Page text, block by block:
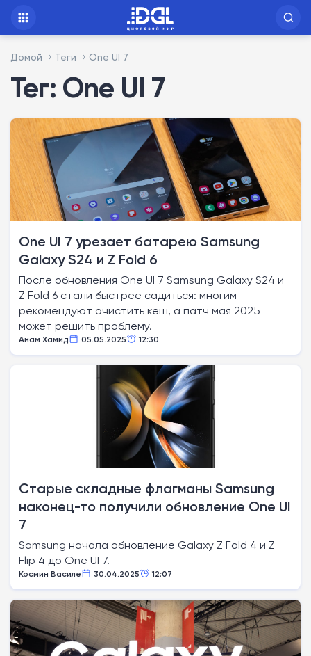
Домой Теги One UI 7
Тег: One UI 7
One UI 7 урезает батарею Samsung
Galaxy S24 и Z Fold 6
После обновления One UI 7 Samsung Galaxy S24 и
Z Fold 6 стали быстрее садиться: многим
рекомендуют очистить кеш, а патч мая 2025
может решить проблему.
Анам Хамид 05.05.2025 12:30
Старые складные флагманы Samsung
наконец-то получили обновление One UI
7
Samsung начала обновление Galaxy Z Fold 4 и Z
Flip 4 до One UI 7.
Космин Василе 30.04.2025 12:07